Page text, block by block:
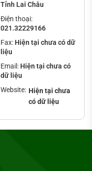
Tỉnh Lai Châu
Điện thoại:
021.32229166
Fax: Hiện tại chưa có dữ
liệu
Email: Hiện tại chưa có
dữ liệu
Website: Hiện tại chưa
có dữ liệu